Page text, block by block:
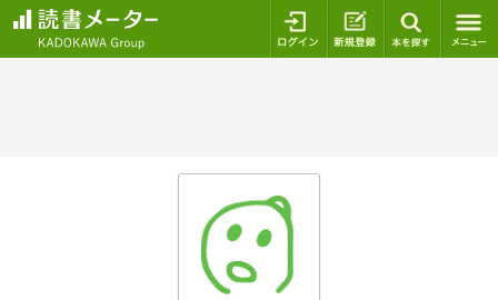
ログイン 新規登録